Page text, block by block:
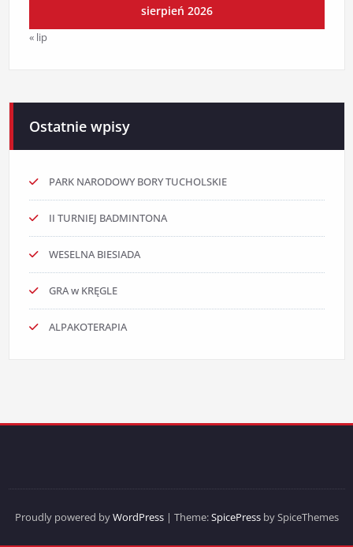
sierpień 2026
« lip
Ostatnie wpisy
PARK NARODOWY BORY TUCHOLSKIE
II TURNIEJ BADMINTONA
WESELNA BIESIADA
GRA w KRĘGLE
ALPAKOTERAPIA
Proudly powered byWordPress| Theme:SpicePressby SpiceThemes